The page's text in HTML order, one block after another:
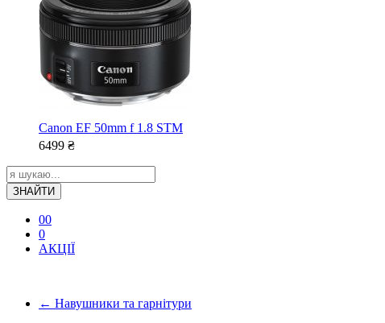
Canon EF 50mm f 1.8 STM
6499 ₴
ЗНАЙТИ
00
0
АКЦІЇ
← Навушники та гарнітури